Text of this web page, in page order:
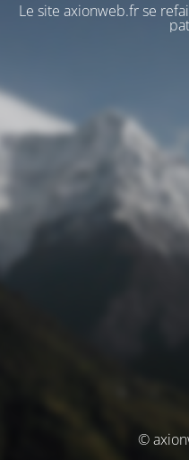
Le site axionweb.fr se
©